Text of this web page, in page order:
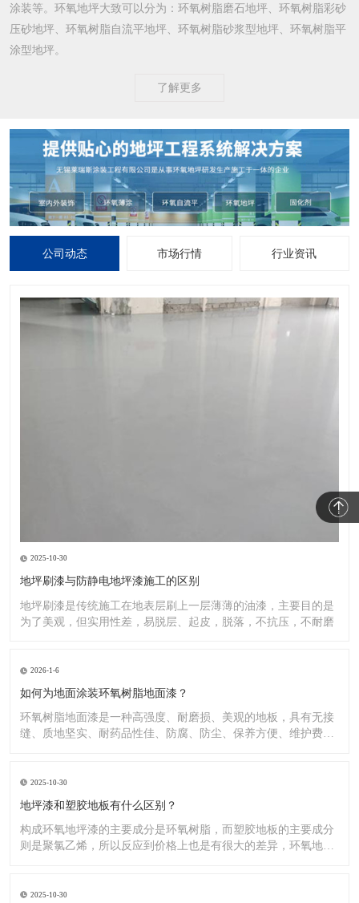
涂装等。环氧地坪大致可以分为：环氧树脂磨石地坪、环氧树脂彩砂
压砂地坪、环氧树脂自流平地坪、环氧树脂砂浆型地坪、环氧树脂平
涂型地坪。
了解更多
公司动态 市场行情 行业资讯
2025-10-30
地坪刷漆与防静电地坪漆施工的区别
地坪刷漆是传统施工在地表层刷上一层薄薄的油漆，主要目的是
为了美观，但实用性差，易脱层、起皮，脱落，不抗压，不耐磨
2026-1-6
如何为地面涂装环氧树脂地面漆？
环氧树脂地面漆是一种高强度、耐磨损、美观的地板，具有无接
缝、质地坚实、耐药品性佳、防腐、防尘、保养方便、维护费用
2025-10-30
地坪漆和塑胶地板有什么区别？
构成环氧地坪漆的主要成分是环氧树脂，而塑胶地板的主要成分
则是聚氯乙烯，所以反应到价格上也是有很大的差异，环氧地坪
2025-10-30